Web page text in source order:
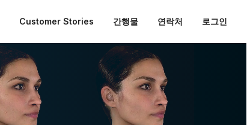
Customer Stories 간행물 연락처 로그인